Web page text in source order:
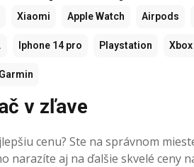
Xiaomi Apple Watch Airpods
Iphone 14 pro Playstation Xbox
Garmin
v zľave
cenu? Ste na správnom
narazíte aj na ďalšie skvelé ceny